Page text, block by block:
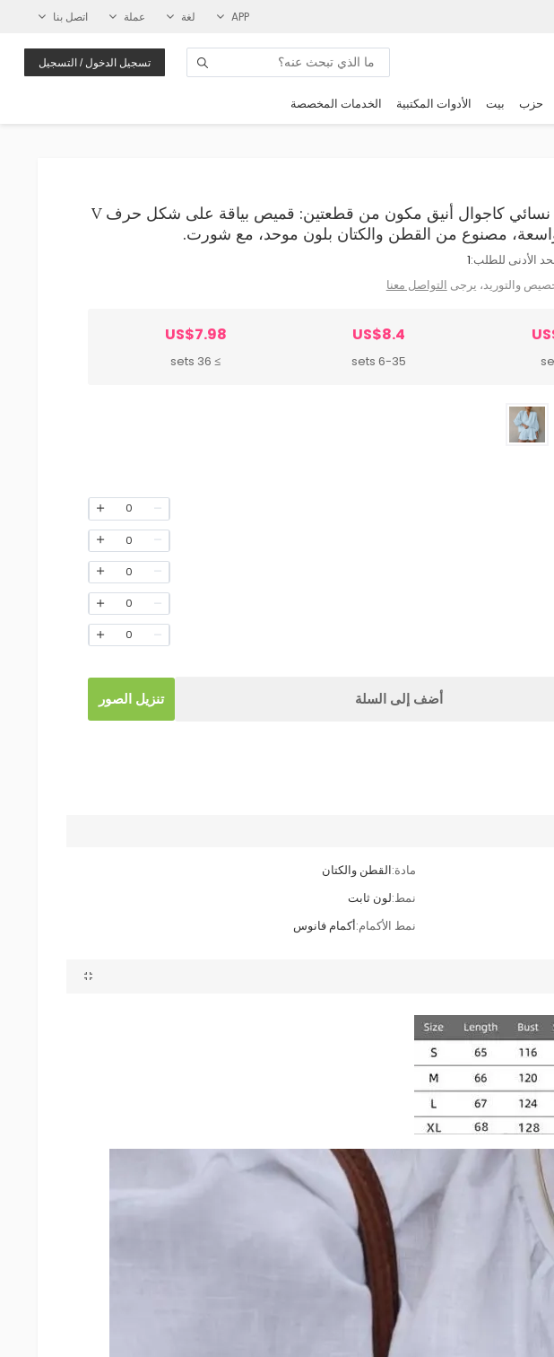
APP لغة عملة اتصل بنا
تسجيل الدخول / التسجيل
حزب بيت الأدوات المكتبية الخدمات المخصصة
Wholesale طقم نسائي كاجوال أنيق مكون من قطعتين: قميص بياقة على شكل حرف V
مصنوع من القطن والكتان بلون موحد، مع شورت.
الأدنى للطلب:1
والتوريد، يرجى التواصل معنا
US$8.4
6-35 sets
US$7.98
≥ 36 sets
0
0
0
0
0
أضف إلى السلة تنزيل الصور
مادة:القطن والكتان
نمط:لون ثابت
نمط الأكمام:أكمام فانوس